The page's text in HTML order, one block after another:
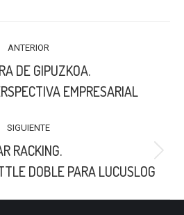
ANTERIOR
Publicación
anterior:
DE GIPUZKOA.
EMPRESARIAL
SIGUIENTE
Publicación
siguiente:
RACKING.
DOBLE PARA LUCUSLOG